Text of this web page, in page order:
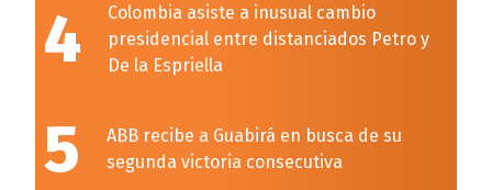
4
Colombia asiste a inusual cambio
presidencial entre distanciados Petro y
De la Espriella
5
ABB recibe a Guabirá en busca de su
segunda victoria consecutiva